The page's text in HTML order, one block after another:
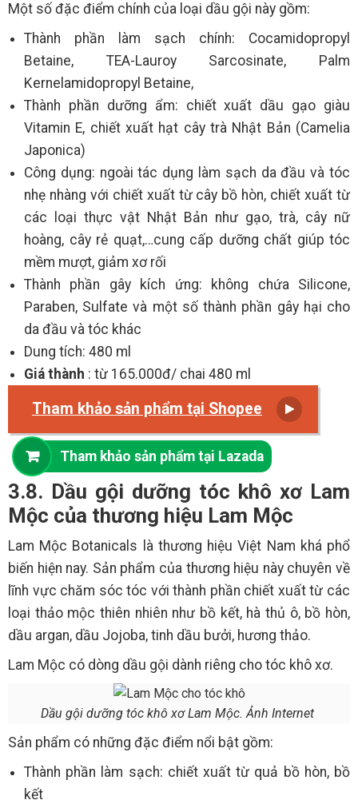
Một số đặc điểm chính của loại dầu gội này gồm:
Thành phần làm sạch chính: Cocamidopropyl
Betaine, TEA-Lauroy Sarcosinate, Palm
Kernelamidopropyl Betaine,
Thành phần dưỡng ẩm: chiết xuất dầu gạo giàu
Vitamin E, chiết xuất hạt cây trà Nhật Bản (Camelia
Japonica)
Công dụng: ngoài tác dụng làm sạch da đầu và tóc
nhẹ nhàng với chiết xuất từ cây bồ hòn, chiết xuất từ
các loại thực vật Nhật Bản như gạo, trà, cây nữ
hoàng, cây rẻ quạt,…cung cấp dưỡng chất giúp tóc
mềm mượt, giảm xơ rối
Thành phần gây kích ứng: không chứa Silicone,
Paraben, Sulfate và một số thành phần gây hại cho
da đầu và tóc khác
Dung tích: 480 ml
Giá thành : từ 165.000đ/ chai 480 ml
Tham khảo sản phẩm tại Shopee
Tham khảo sản phẩm tại Lazada
3.8. Dầu gội dưỡng tóc khô xơ Lam
Mộc của thương hiệu Lam Mộc
Lam Mộc Botanicals là thương hiệu Việt Nam khá phổ
biến hiện nay. Sản phẩm của thương hiệu này chuyên về
lĩnh vực chăm sóc tóc với thành phần chiết xuất từ các
loại thảo mộc thiên nhiên như bồ kết, hà thủ ô, bồ hòn,
dầu argan, dầu Jojoba, tinh dầu bưởi, hương thảo.
Lam Mộc có dòng dầu gội dành riêng cho tóc khô xơ.
Dầu gội dưỡng tóc khô xơ Lam Mộc. Ảnh Internet
Sản phẩm có những đặc điểm nổi bật gồm:
Thành phần làm sạch: chiết xuất từ quả bồ hòn, bồ
kết